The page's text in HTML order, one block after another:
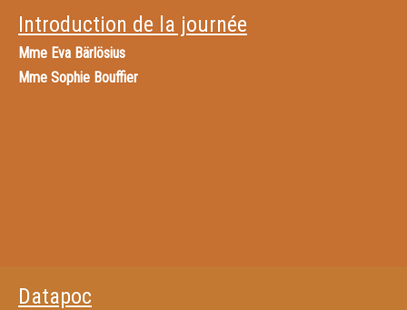
Introduction de la journée
Mme Eva Bärlösius
Mme Sophie Bouffier
Datapoc